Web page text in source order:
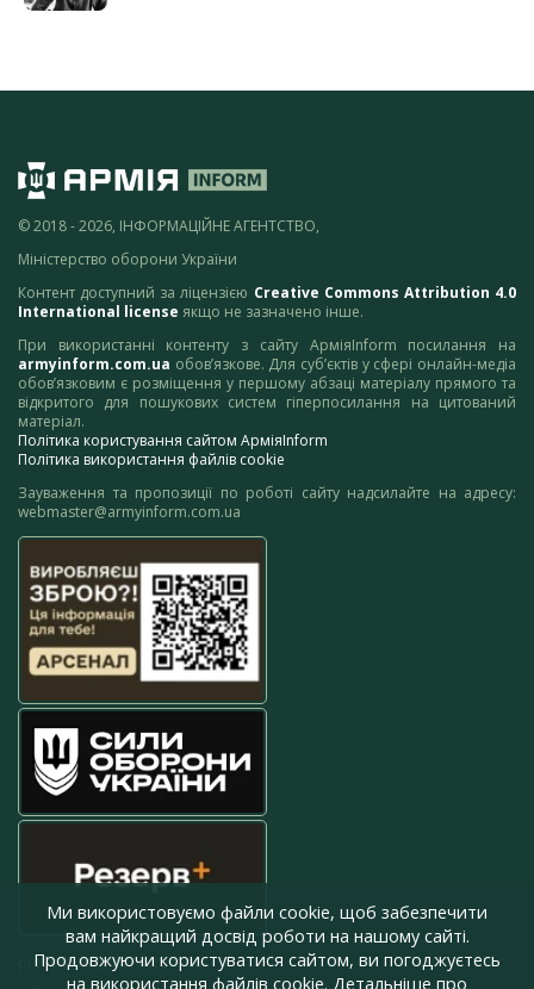
© 2018 - 2026, ІНФОРМАЦІЙНЕ АГЕНТСТВО,
Міністерство оборони України
Контент доступний за ліцензією Creative Commons Attribution 4.0
International license якщо не зазначено інше.
При використанні контенту з сайту АрміяInform посилання на
armyinform.com.ua обов’язкове. Для суб’єктів у сфері онлайн-медіа
обов’язковим є розміщення у першому абзаці матеріалу прямого та
відкритого для пошукових систем гіперпосилання на цитований
матеріал.
Політика користування сайтом АрміяInform
Політика використання файлів cookie
Зауваження та пропозиції по роботі сайту надсилайте на адресу:
webmaster@armyinform.com.ua
press@armyinform.com.ua
Ми використовуємо файли cookie, щоб забезпечити
вам найкращий досвід роботи на нашому сайті.
Продовжуючи користуватися сайтом, ви погоджуєтесь
на використання файлів cookie. Детальніше про